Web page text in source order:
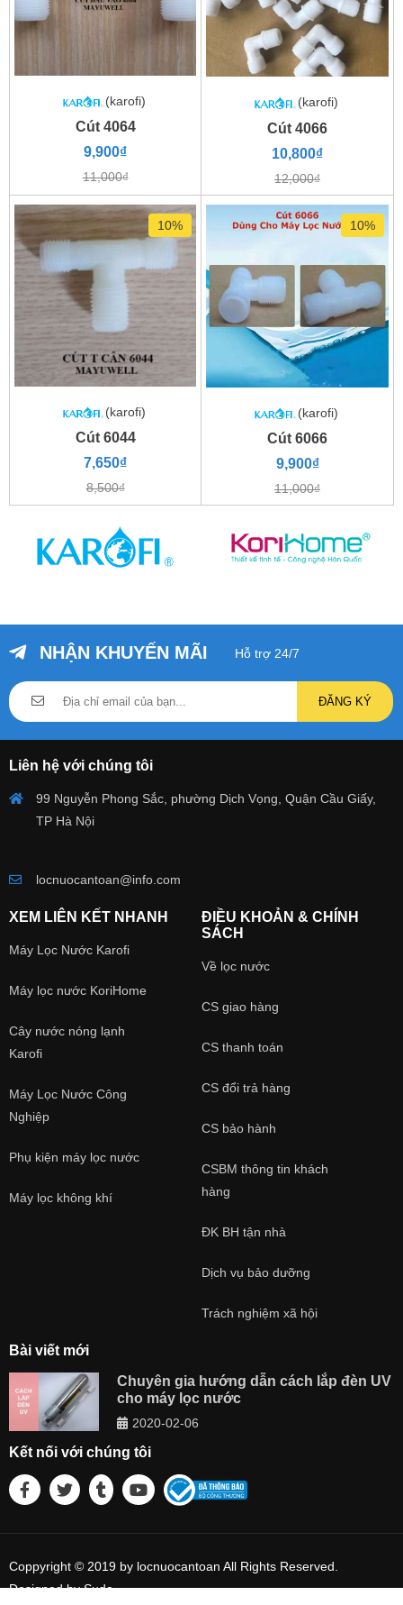
(karofi)
Cút 4064
9,900₫
11,000₫
(karofi)
Cút 4066
10,800₫
12,000₫
10%
(karofi)
Cút 6044
7,650₫
8,500₫
10%
(karofi)
Cút 6066
9,900₫
11,000₫
NHẬN KHUYẾN MÃI Hỗ trợ 24/7
ĐĂNG KÝ
Liên hệ với chúng tôi
99 Nguyễn Phong Sắc, phường Dịch Vọng, Quận Cầu Giấy,
TP Hà Nội
locnuocantoan@info.com
XEM LIÊN KẾT NHANH
Máy Lọc Nước Karofi
Máy lọc nước KoriHome
Cây nước nóng lạnh
Karofi
Máy Lọc Nước Công
Nghiệp
Phụ kiện máy lọc nước
Máy lọc không khí
ĐIỀU KHOẢN & CHÍNH
SÁCH
Về lọc nước
CS giao hàng
CS thanh toán
CS đổi trả hàng
CS bảo hành
CSBM thông tin khách
hàng
ĐK BH tận nhà
Dịch vụ bảo dưỡng
Trách nghiệm xã hội
Bài viết mới
Chuyên gia hướng dẫn cách lắp đèn UV
cho máy lọc nước
2020-02-06
Kết nối với chúng tôi
Coppyright © 2019 by locnuocantoan All Rights Reserved.
Designed by Sudo.